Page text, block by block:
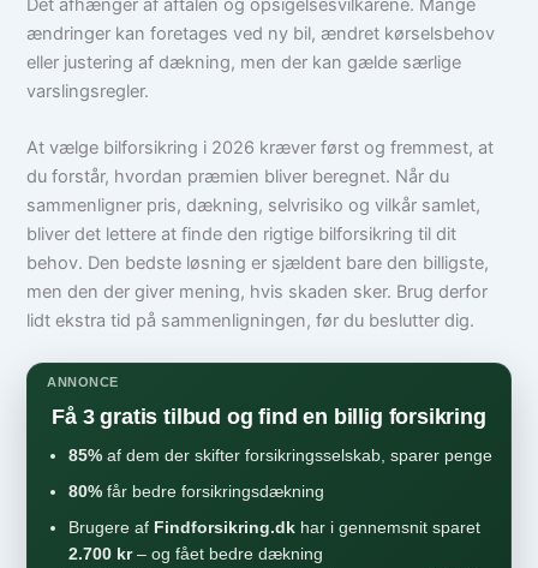
Det afhænger af aftalen og opsigelsesvilkårene. Mange
ændringer kan foretages ved ny bil, ændret kørselsbehov
eller justering af dækning, men der kan gælde særlige
varslingsregler.
At vælge bilforsikring i 2026 kræver først og fremmest, at
du forstår, hvordan præmien bliver beregnet. Når du
sammenligner pris, dækning, selvrisiko og vilkår samlet,
bliver det lettere at finde den rigtige bilforsikring til dit
behov. Den bedste løsning er sjældent bare den billigste,
men den der giver mening, hvis skaden sker. Brug derfor
lidt ekstra tid på sammenligningen, før du beslutter dig.
ANNONCE
Få 3 gratis tilbud og find en billig forsikring
85% af dem der skifter forsikringsselskab, sparer penge
80% får bedre forsikringsdækning
Brugere af Findforsikring.dk har i gennemsnit sparet
2.700 kr– og fået bedre dækning